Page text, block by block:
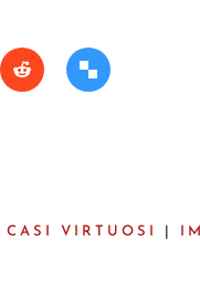
CASI VIRTUOSI